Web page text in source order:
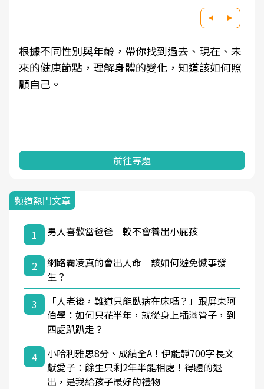
根據不同性別與年齡，帶你找到過去、現在、未
來的健康節點，理解身體的變化，知道該如何照
顧自己。
前往專題
頻道熱門文章
1 男人喜歡當爸爸 較不會養出小屁孩
2
網路霸凌真的會出人命 該如何避免憾事發
生？
3
「人老後，難道只能臥病在床嗎？」跟屏東阿
伯學：如何只花半年，就從身上插滿管子，到
四處趴趴走？
4
小哈利雅思8分、成績全A！伊能靜700字長文
獻愛子：餘生只剩2年半能相處！得體的退
出，是我給孩子最好的禮物